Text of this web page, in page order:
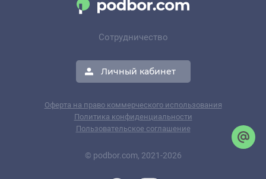
Сотрудничество
Личный кабинет
Оферта на право коммерческого использования
Политика конфиденциальности
Пользовательское соглашение
© podbor.com, 2021-2026